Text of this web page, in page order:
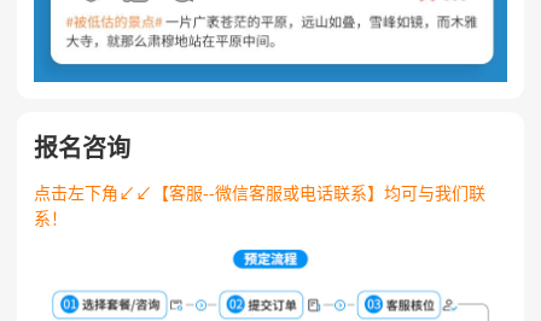
报名咨询
​点击左下角↙↙【客服--微信客服或电话联系】均可与我们联
系！